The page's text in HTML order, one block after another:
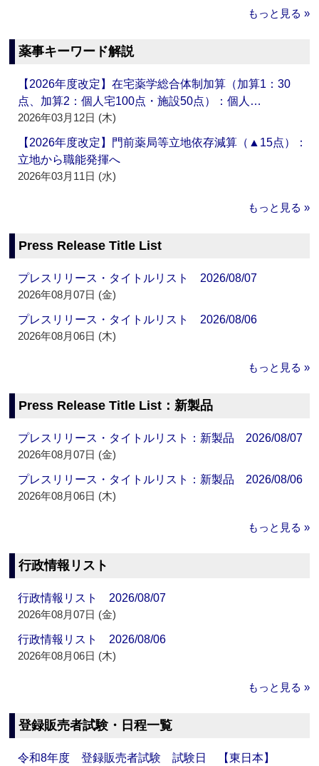
もっと見る »
薬事キーワード解説
【2026年度改定】在宅薬学総合体制加算（加算1：30
点、加算2：個人宅100点・施設50点）：個人…
2026年03月12日 (木)
【2026年度改定】門前薬局等立地依存減算（▲15点）：
立地から職能発揮へ
2026年03月11日 (水)
もっと見る »
Press Release Title List
プレスリリース・タイトルリスト 2026/08/07
2026年08月07日 (金)
プレスリリース・タイトルリスト 2026/08/06
2026年08月06日 (木)
もっと見る »
Press Release Title List：新製品
プレスリリース・タイトルリスト：新製品 2026/08/07
2026年08月07日 (金)
プレスリリース・タイトルリスト：新製品 2026/08/06
2026年08月06日 (木)
もっと見る »
行政情報リスト
行政情報リスト 2026/08/07
2026年08月07日 (金)
行政情報リスト 2026/08/06
2026年08月06日 (木)
もっと見る »
登録販売者試験・日程一覧
令和8年度 登録販売者試験 試験日 【東日本】